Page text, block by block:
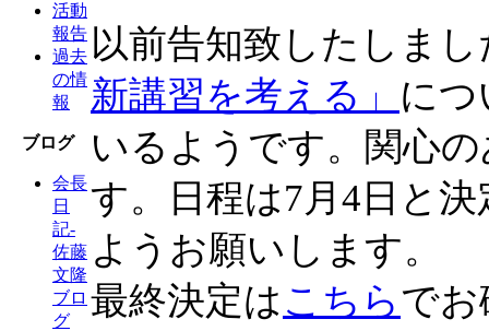
活動
報告
過去
の情
報
ブログ
会長
日
記-
佐藤
文隆
ブロ
グ
以前告知致したしまし
新講習を考える」 に
いるようです。関心
す。日程は7月4日と
ようお願いします。
最終決定はこちら で